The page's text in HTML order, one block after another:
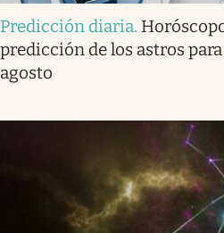
Predicción diaria.
predicción de los astros
agosto